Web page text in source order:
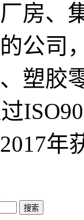
房、
公司
塑胶
年